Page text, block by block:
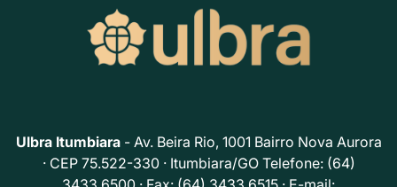
Ulbra Itumbiara- Av. Beira Rio, 1001 Bairro Nova Aurora
· CEP 75.522-330 · Itumbiara/GO Telefone: (64)